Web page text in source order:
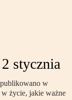
stycznia
w
życie, jakie ważne